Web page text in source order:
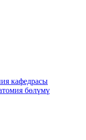
кафедрасы
бөлүмү